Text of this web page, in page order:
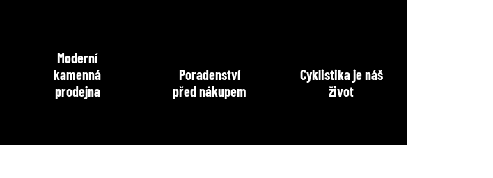
Moderní
kamenná
prodejna
Poradenství
před nákupem
Cyklistika je náš
život